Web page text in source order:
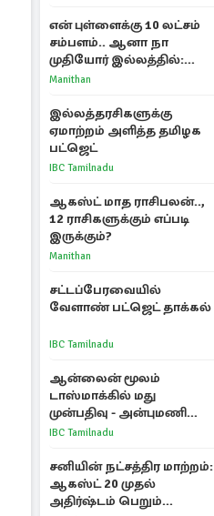
என் புள்ளைக்கு 10 லட்சம்
சம்பளம்.. ஆனா நா
முதியோர் இல்லத்தில்:
நடிகரின் கண்ணீர் பேட்டி
Manithan
இல்லத்தரசிகளுக்கு
ஏமாற்றம் அளித்த தமிழக
பட்ஜெட்
IBC Tamilnadu
ஆகஸ்ட் மாத ராசிபலன்..,
12 ராசிகளுக்கும் எப்படி
இருக்கும்?
Manithan
சட்டப்பேரவையில்
வேளாண் பட்ஜெட் தாக்கல்
IBC Tamilnadu
ஆன்லைன் மூலம்
டாஸ்மாக்கில் மது
முன்பதிவு - அன்புமணி
ராமதாஸ் எதிர்ப்பு
IBC Tamilnadu
சனியின் நட்சத்திர மாற்றம்:
ஆகஸ்ட் 20 முதல்
அதிர்ஷ்டம் பெறும்